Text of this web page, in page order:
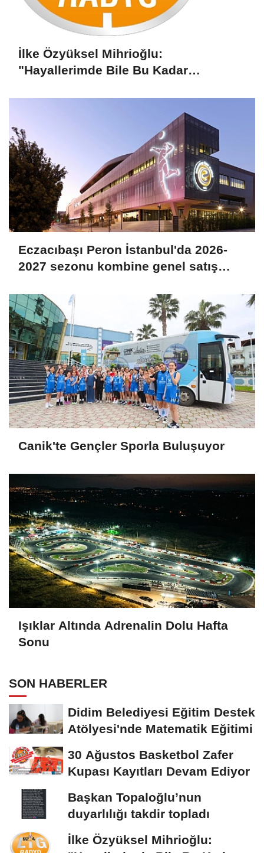
İlke Özyüksel Mihrioğlu:
"Hayallerimde Bile Bu Kadar
Eczacıbaşı Peron İstanbul'da 2026-
2027 sezonu kombine genel satış
Canik'te Gençler Sporla Buluşuyor
Işıklar Altında Adrenalin Dolu Hafta
Sonu
SON HABERLER
Didim Belediyesi Eğitim Destek
Atölyesi'nde Matematik Eğitimi
30 Ağustos Basketbol Zafer
Kupası Kayıtları Devam Ediyor
Başkan Topaloğlu’nun
duyarlılığı takdir topladı
İlke Özyüksel Mihrioğlu: